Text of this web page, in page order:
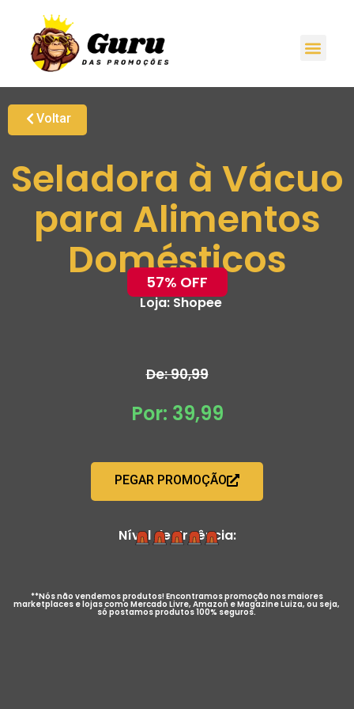
Voltar
Seladora à Vácuo
para Alimentos
Domésticos
57% OFF
Loja:Shopee
De: 90,99
Por: 39,99
PEGAR PROMOÇÃO
Nível de Urgência:
**Nós não vendemos produtos! Encontramos promoção nos maiores
marketplaces e lojas como Mercado Livre, Amazon e Magazine Luiza, ou seja,
só postamos produtos 100% seguros.